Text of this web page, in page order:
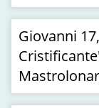
Giovanni